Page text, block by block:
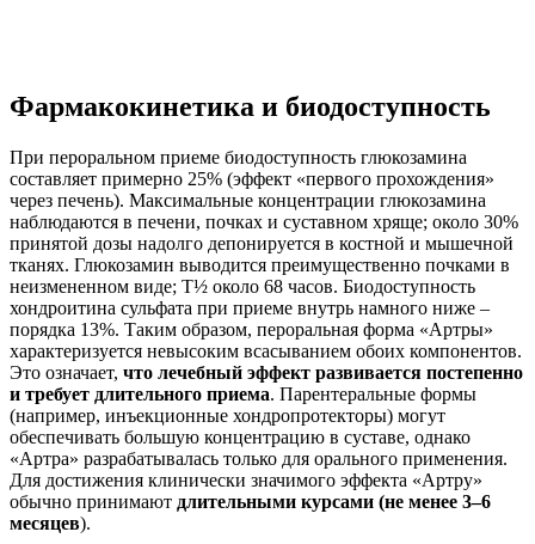
Фармакокинетика и биодоступность
При пероральном приеме биодоступность глюкозамина
составляет примерно 25% (эффект «первого прохождения»
через печень). Максимальные концентрации глюкозамина
наблюдаются в печени, почках и суставном хряще; около 30%
принятой дозы надолго депонируется в костной и мышечной
тканях. Глюкозамин выводится преимущественно почками в
неизмененном виде; T½ около 68 часов. Биодоступность
хондроитина сульфата при приеме внутрь намного ниже –
порядка 13%. Таким образом, пероральная форма «Артры»
характеризуется невысоким всасыванием обоих компонентов.
Это означает, что лечебный эффект развивается постепенно
и требует длительного приема. Парентеральные формы
(например, инъекционные хондропротекторы) могут
обеспечивать большую концентрацию в суставе, однако
«Артра» разрабатывалась только для орального применения.
Для достижения клинически значимого эффекта «Артру»
обычно принимают длительными курсами (не менее 3–6
месяцев).